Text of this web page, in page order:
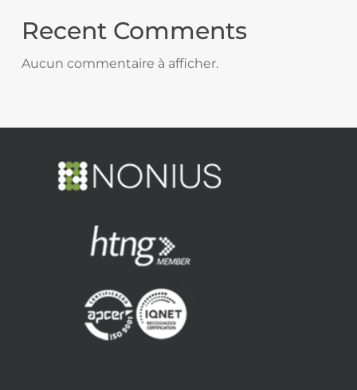
Recent Comments
Aucun commentaire à afficher.